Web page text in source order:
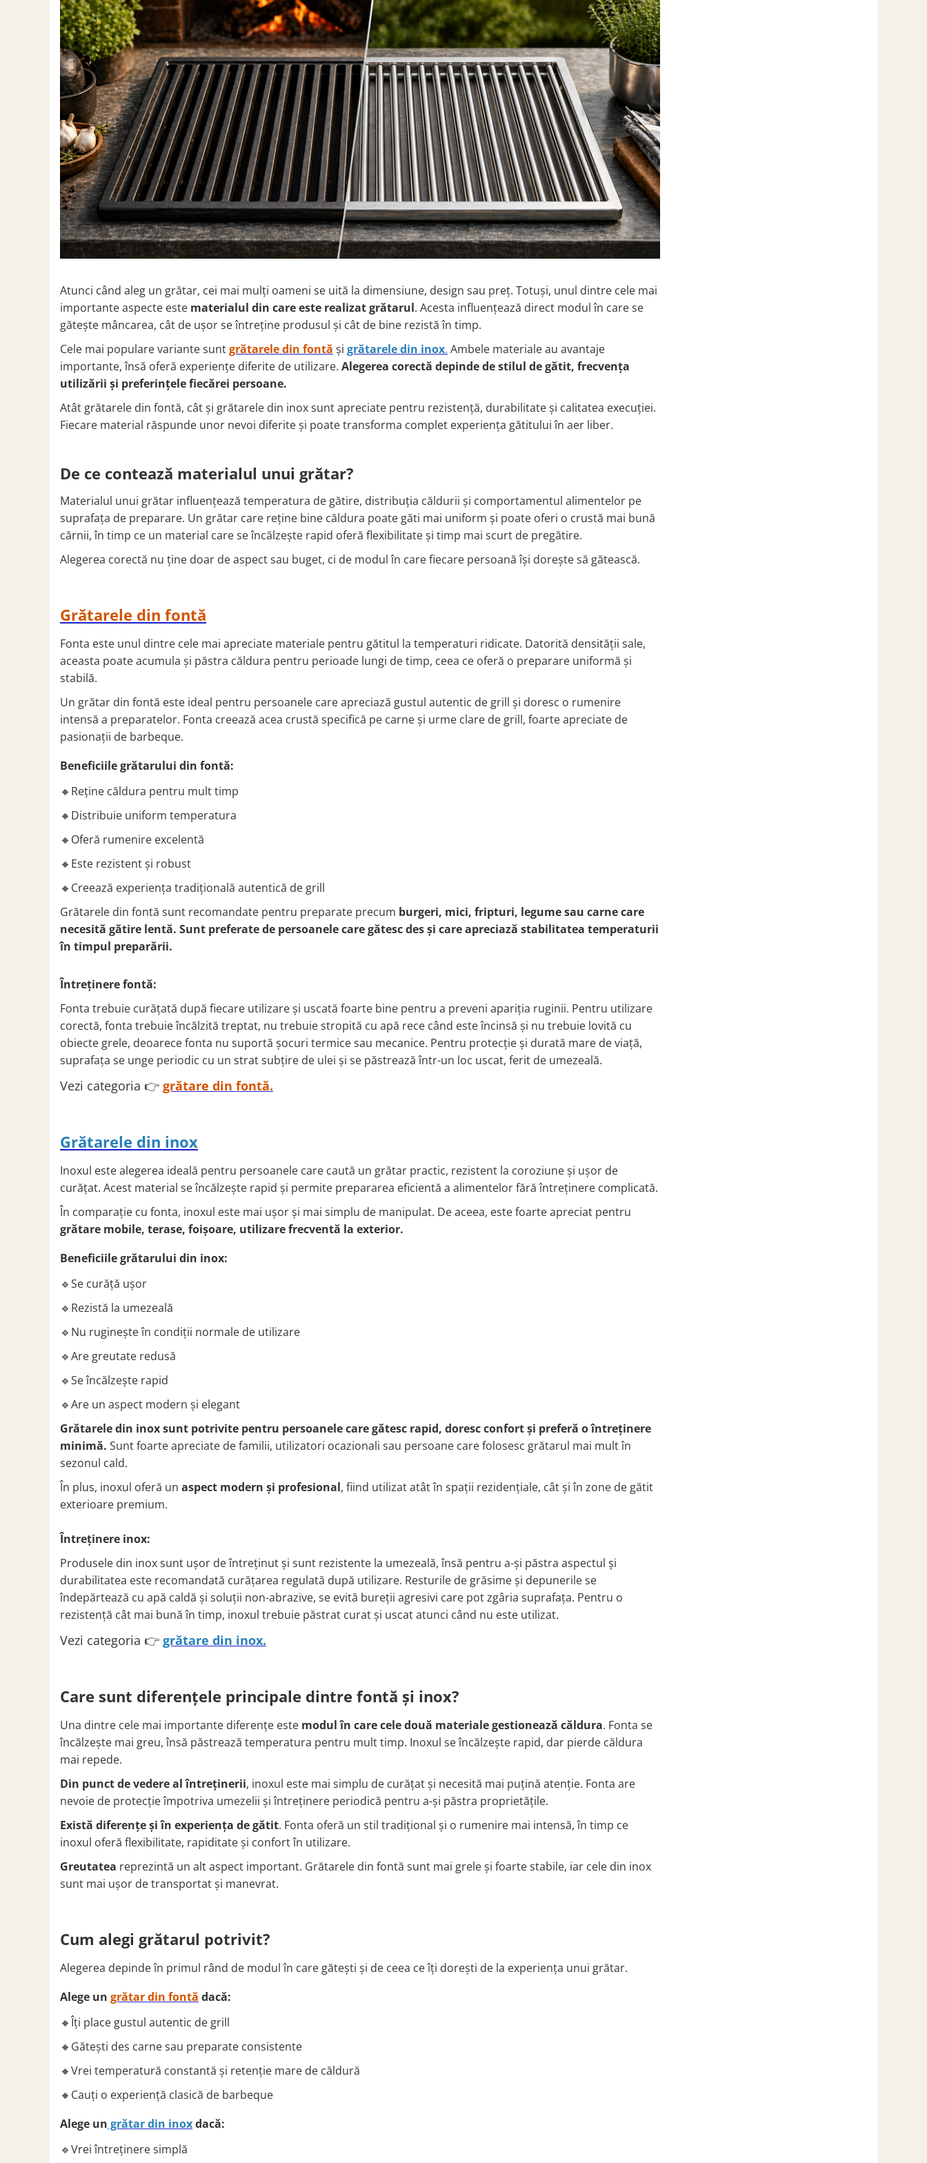
Grătare electrice
Grătare pe cărbuni
GRĂTARE PE GAZ
UȘI DIN FONTĂ
Uși de cuptor
Uși pentru sobă și șemineu
VASE DE GĂTIT
Vase pentru gătit din aluminiu
Vase pentru gătit din fontă
Vase pentru gătit din inox
Vase pentru gătit din oțel
REDUCERI VASE DIN FONTĂ
CUPTOARE PENTRU SOBĂ
ACCESORII PENTRU GATIT
COPERTINE ȘI PRELATE
Prelată impermeabilă din
polietilenă cu inele
COȘURI DE FUM
Coșuri de fum din beton
Coșuri de fum din inox
Baterii și accesorii
PLASE DE UMBRIRE/ ANTIGRINDINĂ
PRODUSE PENTRU GRĂDINARIT
Irigații pentru grădină
SOBE ȘI ȘEMINEE
STICLĂ TERMOREZISTENTĂ
TIMP LIBER IN NATURA
TRUSE SI ACCESORII PROFESIONALE
UZ GOSPODĂRESC
ȘEMINEE ȘI ÎNCĂLZITOARE DE
Atunci când aleg un grătar, cei mai mulți oameni se uită la dimensiune, design sau preț. Totuși, unul dintre cele mai
importante aspecte este materialul din care este realizat grătarul. Acesta influențează direct modul în care se
gătește mâncarea, cât de ușor se întreține produsul și cât de bine rezistă în timp.
Cele mai populare variante suntgrătarele din fontă și grătarele din inox. Ambele materiale au avantaje
importante, însă oferă experiențe diferite de utilizare. Alegerea corectă depinde de stilul de gătit, frecvența
utilizării și preferințele fiecărei persoane.
Atât grătarele din fontă, cât și grătarele din inox sunt apreciate pentru rezistență, durabilitate și calitatea execuției.
Fiecare material răspunde unor nevoi diferite și poate transforma complet experiența gătitului în aer liber.
De ce contează materialul unui grătar?
Materialul unui grătar influențează temperatura de gătire, distribuția căldurii și comportamentul alimentelor pe
suprafața de preparare. Un grătar care reține bine căldura poate găti mai uniform și poate oferi o crustă mai bună
cărnii, în timp ce un material care se încălzește rapid oferă flexibilitate și timp mai scurt de pregătire.
Alegerea corectă nu ține doar de aspect sau buget, ci de modul în care fiecare persoană își dorește să gătească.
Grătarele din fontă
Fonta este unul dintre cele mai apreciate materiale pentru gătitul la temperaturi ridicate. Datorită densității sale,
aceasta poate acumula și păstra căldura pentru perioade lungi de timp, ceea ce oferă o preparare uniformă și
stabilă.
Un grătar din fontă este ideal pentru persoanele care apreciază gustul autentic de grill și doresc o rumenire
intensă a preparatelor. Fonta creează acea crustă specifică pe carne și urme clare de grill, foarte apreciate de
pasionații de barbeque.
Beneficiile grătarului din fontă:
🔸Reține căldura pentru mult timp
🔸Distribuie uniform temperatura
🔸Oferă rumenire excelentă
🔸Este rezistent și robust
🔸Creează experiența tradițională autentică de grill
Grătarele din fontă sunt recomandate pentru preparate precum burgeri, mici, fripturi, legume sau carne care
necesită gătire lentă. Sunt preferate de persoanele care gătesc des și care apreciază stabilitatea temperaturii
în timpul preparării.
Întreținere fontă:
Fonta trebuie curățată după fiecare utilizare și uscată foarte bine pentru a preveni apariția ruginii. Pentru utilizare
corectă, fonta trebuie încălzită treptat, nu trebuie stropită cu apă rece când este încinsă și nu trebuie lovită cu
obiecte grele, deoarece fonta nu suportă șocuri termice sau mecanice. Pentru protecție și durată mare de viață,
suprafața se unge periodic cu un strat subțire de ulei și se păstrează într-un loc uscat, ferit de umezeală.
Vezi categoria 👉 grătare din fontă.
Grătarele din inox
Inoxul este alegerea ideală pentru persoanele care caută un grătar practic, rezistent la coroziune și ușor de
curățat. Acest material se încălzește rapid și permite prepararea eficientă a alimentelor fără întreținere complicată.
În comparație cu fonta, inoxul este mai ușor și mai simplu de manipulat. De aceea, este foarte apreciat pentru
grătare mobile, terase, foișoare, utilizare frecventă la exterior.
Beneficiile grătarului din inox:
🔹Se curăță ușor
🔹Rezistă la umezeală
🔹Nu ruginește în condiții normale de utilizare
🔹Are greutate redusă
🔹Se încălzește rapid
🔹Are un aspect modern și elegant
Grătarele din inox sunt potrivite pentru persoanele care gătesc rapid, doresc confort și preferă o întreținere
minimă. Sunt foarte apreciate de familii, utilizatori ocazionali sau persoane care folosesc grătarul mai mult în
sezonul cald.
În plus, inoxul oferă un aspect modern și profesional, fiind utilizat atât în spații rezidențiale, cât și în zone de gătit
exterioare premium.
Întreținere inox:
Produsele din inox sunt ușor de întreținut și sunt rezistente la umezeală, însă pentru a-și păstra aspectul și
durabilitatea este recomandată curățarea regulată după utilizare. Resturile de grăsime și depunerile se
îndepărtează cu apă caldă și soluții non-abrazive, se evită bureții agresivi care pot zgâria suprafața. Pentru o
rezistență cât mai bună în timp, inoxul trebuie păstrat curat și uscat atunci când nu este utilizat.
Vezi categoria 👉 grătare din inox.
Care sunt diferențele principale dintre fontă și inox?
Una dintre cele mai importante diferențe este modul în care cele două materiale gestionează căldura. Fonta se
încălzește mai greu, însă păstrează temperatura pentru mult timp. Inoxul se încălzește rapid, dar pierde căldura
mai repede.
Din punct de vedere al întreținerii, inoxul este mai simplu de curățat și necesită mai puțină atenție. Fonta are
nevoie de protecție împotriva umezelii și întreținere periodică pentru a-și păstra proprietățile.
Există diferențe și în experiența de gătit. Fonta oferă un stil tradițional și o rumenire mai intensă, în timp ce
inoxul oferă flexibilitate, rapiditate și confort în utilizare.
Greutatea reprezintă un alt aspect important. Grătarele din fontă sunt mai grele și foarte stabile, iar cele din inox
sunt mai ușor de transportat și manevrat.
Cum alegi grătarul potrivit?
Alegerea depinde în primul rând de modul în care gătești și de ceea ce îți dorești de la experiența unui grătar.
Alege un grătar din fontă dacă:
🔸Îți place gustul autentic de grill
🔸Gătești des carne sau preparate consistente
🔸Vrei temperatură constantă și retenție mare de căldură
🔸Cauți o experiență clasică de barbeque
Alege un grătar din inoxdacă:
🔹Vrei întreținere simplă